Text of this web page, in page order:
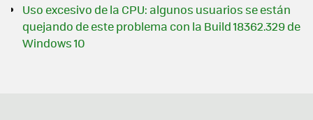
Uso excesivo de la CPU: algunos usuarios se están
quejando de este problema con la Build 18362.329 de
Windows 10